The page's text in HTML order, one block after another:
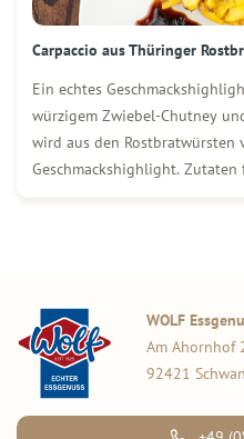
Carpaccio aus Thüringer
Ein echtes
würzigem Zwiebel-Chutney
wird aus den Rostbratwürsten
Geschmackshighlight. Zutaten
WOLF
Am Ahornhof
92421